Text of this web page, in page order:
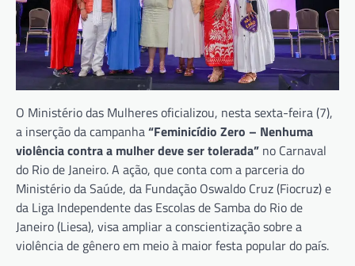
O Ministério das Mulheres oficializou, nesta sexta-feira (7),
a inserção da campanha“Feminicídio Zero – Nenhuma
violência contra a mulher deve ser tolerada” no Carnaval
do Rio de Janeiro. A ação, que conta com a parceria do
Ministério da Saúde, da Fundação Oswaldo Cruz (Fiocruz) e
da Liga Independente das Escolas de Samba do Rio de
Janeiro (Liesa), visa ampliar a conscientização sobre a
violência de gênero em meio à maior festa popular do país.